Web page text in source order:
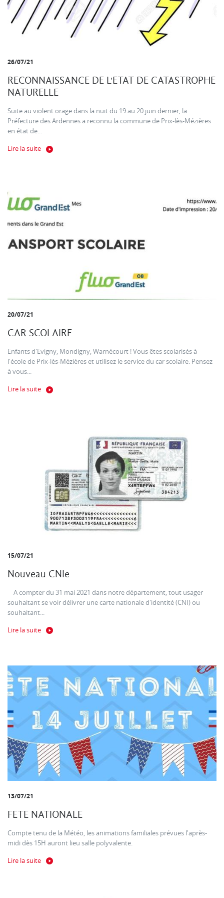
26/07/21
RECONNAISSANCE DE L'ETAT DE CATASTROPHE
NATURELLE
Suite au violent orage dans la nuit du 19 au 20 juin dernier, la
Préfecture des Ardennes a reconnu la commune de Prix-lès-Mézières
en état de...
Lire la suite
20/07/21
CAR SCOLAIRE
Enfants d'Evigny, Mondigny, Warnécourt ! Vous êtes scolarisés à
l'école de Prix-lès-Mézières et utilisez le service du car scolaire. Pensez
à vous...
Lire la suite
15/07/21
Nouveau CNIe
A compter du 31 mai 2021 dans notre département, tout usager
souhaitant se voir délivrer une carte nationale d'identité (CNI) ou
souhaitant...
Lire la suite
13/07/21
FETE NATIONALE
Compte tenu de la Météo, les animations familiales prévues l'après-
midi dès 15H auront lieu salle polyvalente.
Lire la suite